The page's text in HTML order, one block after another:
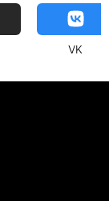
VK